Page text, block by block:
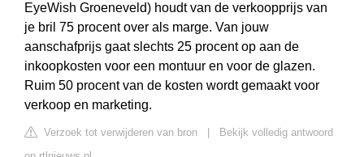
EyeWish Groeneveld) houdt van de verkoopprijs van
je bril 75 procent over als marge. Van jouw
aanschafprijs gaat slechts 25 procent op aan de
inkoopkosten voor een montuur en voor de glazen.
Ruim 50 procent van de kosten wordt gemaakt voor
verkoop en marketing.
Verzoek tot verwijderen van bron
Bekijk volledig antwoord